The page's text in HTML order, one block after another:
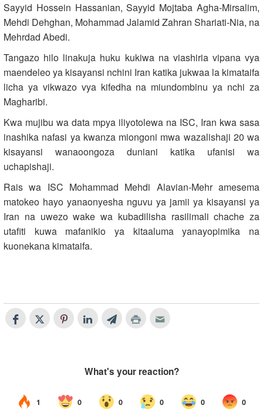
Sayyid Hossein Hassanian, Sayyid Mojtaba Agha-Mirsalim,
Mehdi Dehghan, Mohammad Jalamid Zahran Shariati-Nia, na
Mehrdad Abedi.
Tangazo hilo linakuja huku kukiwa na viashiria vipana vya
maendeleo ya kisayansi nchini Iran katika jukwaa la kimataifa
licha ya vikwazo vya kifedha na miundombinu ya nchi za
Magharibi.
Kwa mujibu wa data mpya iliyotolewa na ISC, Iran kwa sasa
inashika nafasi ya kwanza miongoni mwa wazalishaji 20 wa
kisayansi wanaoongoza duniani katika ufanisi wa
uchapishaji.
Rais wa ISC Mohammad Mehdi Alavian-Mehr amesema
matokeo hayo yanaonyesha nguvu ya jamii ya kisayansi ya
Iran na uwezo wake wa kubadilisha rasilimali chache za
utafiti kuwa mafanikio ya kitaaluma yanayopimika na
kuonekana kimataifa.